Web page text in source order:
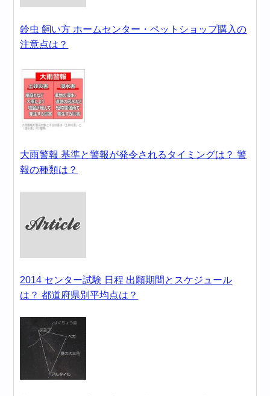
鈴虫 飼い方 ホームセンター・ペットショップ購入の
注意点は？
大雨警報 基準と警報が発令されるタイミングは？ 警
報の種類は？
2014 センター試験 日程 出願期間とスケジュール
は？ 都道府県別平均点は？